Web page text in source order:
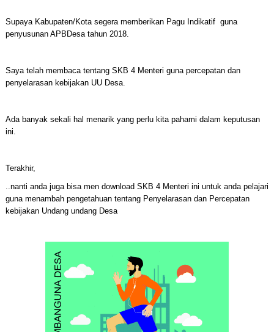
Supaya Kabupaten/Kota segera memberikan Pagu Indikatif guna
penyusunan APBDesa tahun 2018.
Saya telah membaca tentang SKB 4 Menteri guna percepatan dan
penyelarasan kebijakan UU Desa.
Ada banyak sekali hal menarik yang perlu kita pahami dalam keputusan
ini.
Terakhir,
..nanti anda juga bisa men download SKB 4 Menteri ini untuk anda pelajari
guna menambah pengetahuan tentang Penyelarasan dan Percepatan
kebijakan Undang undang Desa